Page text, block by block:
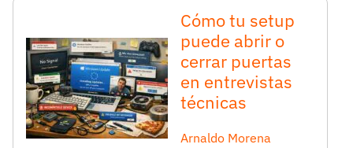
Cómo tu setup
puede abrir o
cerrar puertas
en entrevistas
técnicas
Arnaldo Morena